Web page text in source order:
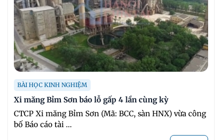
BÀI HỌC KINH NGHIỆM
Xi măng Bỉm Sơn báo lỗ gấp 4 lần cùng kỳ
CTCP Xi măng Bỉm Sơn (Mã: BCC, sàn HNX) vừa công
bố Báo cáo tài ...